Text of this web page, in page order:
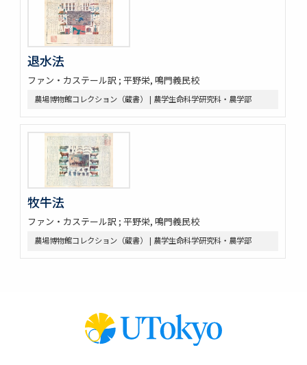
退水法
ファン・カステール訳 ; 平野栄, 鳴門義民校
農場博物館コレクション（蔵書） | 農学生命科学研究科・農学部
牧牛法
ファン・カステール訳 ; 平野栄, 鳴門義民校
農場博物館コレクション（蔵書） | 農学生命科学研究科・農学部